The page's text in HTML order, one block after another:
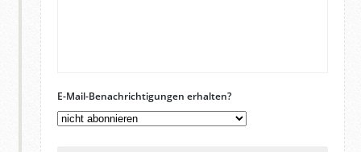
E-Mail-Benachrichtigungen erhalten?